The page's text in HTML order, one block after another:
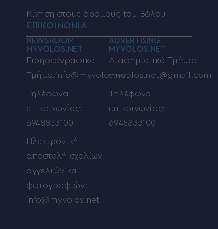
Κίνηση στους δρόμους του Βόλου
ΕΠΙΚΟΙΝΩΝΙΑ
NEWSROOM
MYVOLOS.NET
Ειδησεογραφικό
Τμήμα:info@myvolos.net
Τηλέφωνα
επικοινωνίας:
6948833100
Ηλεκτρονική
αποστολή σχολίων,
αγγελιών και
φωτογραφιών:
info@myvolos.net
ADVERTISING
MYVOLOS.NET
Διαφημιστικό Τμήμα:
myvolos.net@gmail.com
Τηλέφωνο
επικοινωνίας:
6948833100